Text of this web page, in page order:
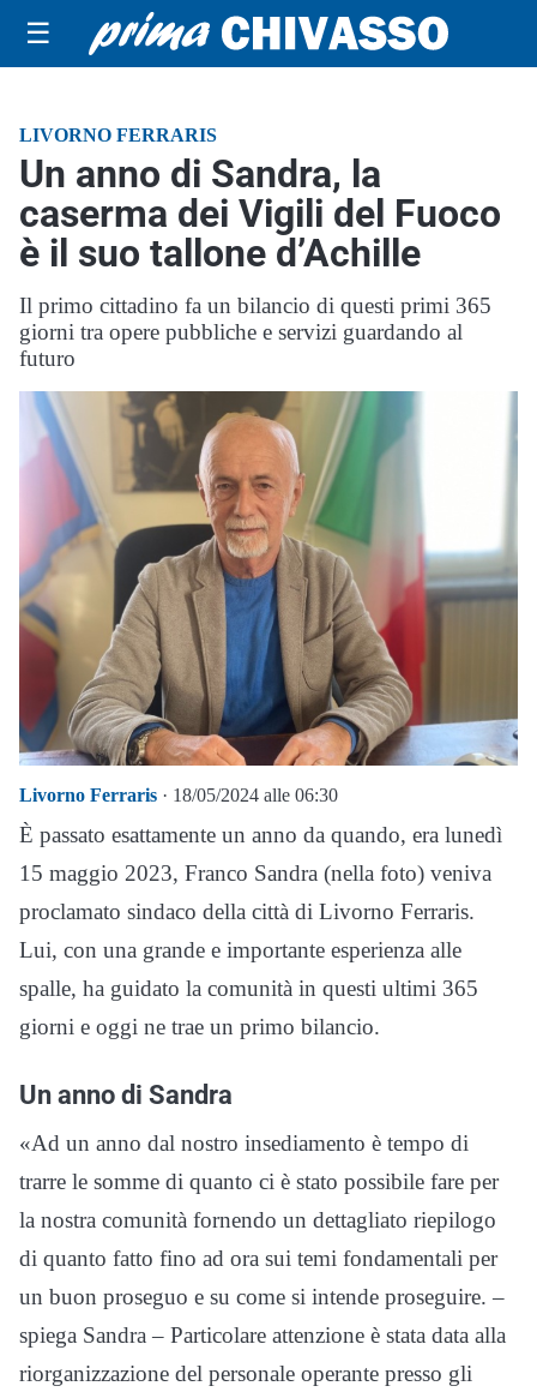
☰
LIVORNO FERRARIS
Un anno di Sandra, la
caserma dei Vigili del Fuoco
è il suo tallone d’Achille
Il primo cittadino fa un bilancio di questi primi 365
giorni tra opere pubbliche e servizi guardando al
futuro
Livorno Ferraris · 18/05/2024 alle 06:30
È passato esattamente un anno da quando, era lunedì
15 maggio 2023, Franco Sandra (nella foto) veniva
proclamato sindaco della città di Livorno Ferraris.
Lui, con una grande e importante esperienza alle
spalle, ha guidato la comunità in questi ultimi 365
giorni e oggi ne trae un primo bilancio.
Un anno di Sandra
«Ad un anno dal nostro insediamento è tempo di
trarre le somme di quanto ci è stato possibile fare per
la nostra comunità fornendo un dettagliato riepilogo
di quanto fatto fino ad ora sui temi fondamentali per
un buon proseguo e su come si intende proseguire. –
spiega Sandra – Particolare attenzione è stata data alla
riorganizzazione del personale operante presso gli